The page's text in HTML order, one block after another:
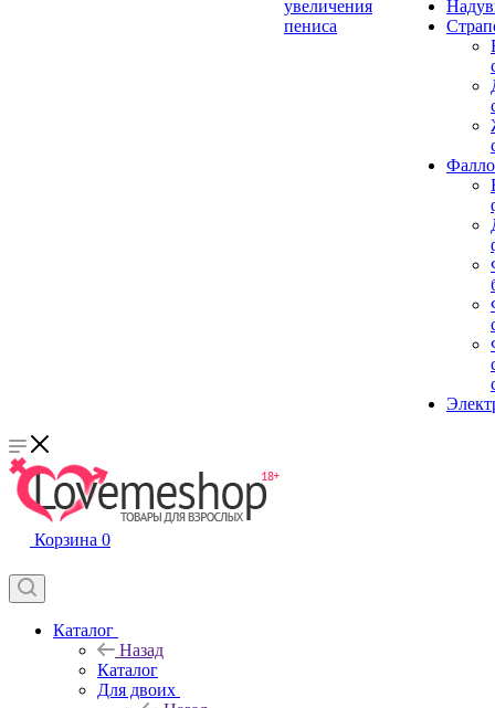
увеличения
пениса
Корзина 0
Каталог
Назад
Каталог
Для двоих